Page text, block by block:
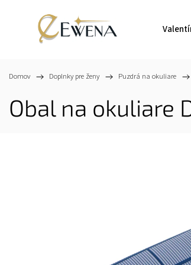
Domov / Doplnky pre ženy / Puzdrá na okuliare /
Obal na okuliare